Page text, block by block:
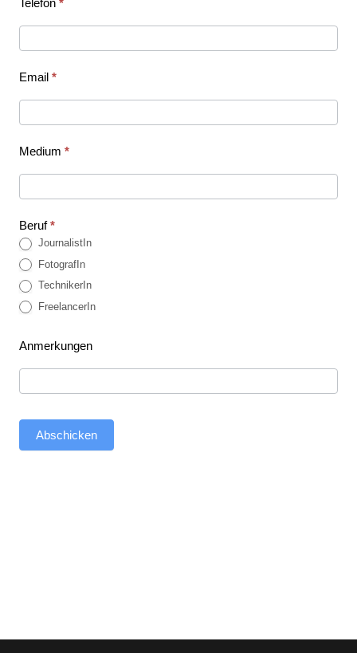
Header:
DBB-
Damen
vs
|
DBB-
Herren
vs
JPN
Telefon *
Email *
Medium *
Beruf*
JournalistIn
FotografIn
TechnikerIn
FreelancerIn
Anmerkungen
Abschicken